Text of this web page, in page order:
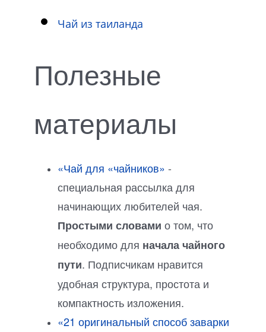
Чай из таиланда
Полезные
материалы
«Чай для «чайников» -
специальная рассылка для
начинающих любителей чая.
Простыми словами о том, что
необходимо для начала чайного
пути. Подписчикам нравится
удобная структура, простота и
компактность изложения.
«21 оригинальный способ заварки